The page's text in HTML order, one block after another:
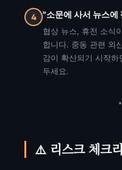
4 "소문에 사서 뉴스
협상 뉴스, 휴전 소식
합니다. 중동 관련 외
감이 확산되기 시작
두세요.
⚠️ 리스크 체크